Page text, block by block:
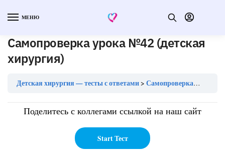
МЕНЮ
Самопроверка урока №42 (детская
хирургия)
Детская хирургия — тесты с ответами Самопроверка урока №42 (детская хирургия)
Поделитесь с коллегами ссылкой на наш сайт